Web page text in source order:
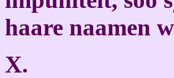
haare naamen
X.